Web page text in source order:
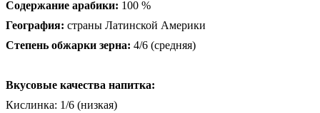
Содержание арабики: 100 %
География: страны Латинской Америки
Степень обжарки зерна: 4/6 (средняя)
Вкусовые качества напитка:
Кислинка: 1/6 (низкая)